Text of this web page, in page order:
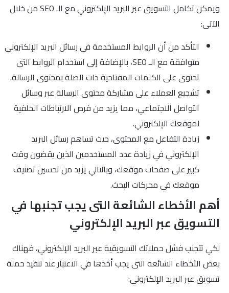
ويمكن تكامل التسويق عبر البريد الإلكتروني مع الـ SEO من خلال
الآتى:
التأكد من أن الروابط المستخدمة في رسائل البريد الإلكتروني
متوافقة مع الـ SEO، بالإضافة إلى استخدام الروابط التى
تحتوى على الكلمات المفتاحية ذات الصلة بمحتوى الرسالة.
تشجيع العملاء على مشاركة محتوى الرسالة عبر وسائل
التواصل الاجتماعي، مما يزيد من فرص الارتباطات الخلفية
لموقعك الإلكتروني.
زيادة التفاعل مع المحتوى، حيث تساهم رسائل البريد
الإلكتروني في زيادة عدد المستخدمين الذين يقضون وقت
كبير على صفحات موقعك، وبالتالي يزيد من تحسين تصنيف
موقعك في محركات البحث.
أهم الأخطاء الشائعة التى يجب تجنبها في
التسويق عبر البريد الإلكتروني
لكي تتجنب فشل حملاتك التسويقية عبر البريد الإلكتروني، فهناك
بعض الأخطاء الشائعة التى يجب أخذها في الاعتبار عند تنفيذ حملة
تسويق عبر البريد الإلكتروني: